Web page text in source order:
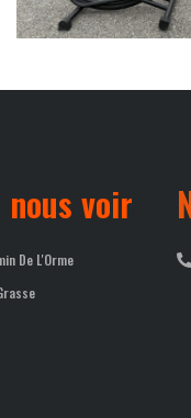
voir
De L'Orme